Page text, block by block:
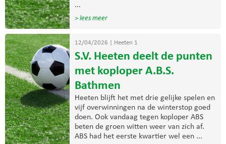
...
> lees meer
12/04/2026 Heeten 1
S.V. Heeten deelt de punten
met koploper A.B.S.
Bathmen
Heeten blijft het met drie gelijke spelen en
vijf overwinningen na de winterstop goed
doen. Ook vandaag tegen koploper ABS
beten de groen witten weer van zich af.
ABS had het eerste kwartier wel een ...